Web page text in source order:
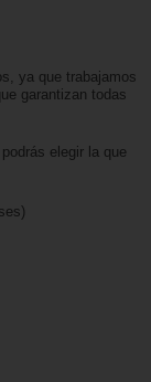
ya que trabajamos
garantizan todas
elegir la que